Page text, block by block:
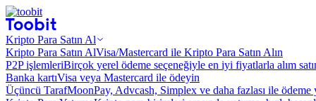
Kripto Para Satın Al
Kripto Para Satın AlVisa/Mastercard ile Kripto Para Satın Alın
P2P işlemleriBirçok yerel ödeme seçeneğiyle en iyi fiyatlarla alım
Banka kartıVisa veya Mastercard ile ödeyin
Üçüncü TarafMoonPay, Advcash, Simplex ve daha fazlası ile ödeme